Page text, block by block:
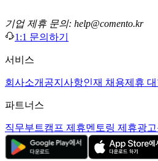
기업 제휴 문의: help@comento.kr
1:1 문의하기
서비스
회사소개 공지사항인재 채용제휴
파트너스
직무부트캠프 제휴멘토링 제휴광고